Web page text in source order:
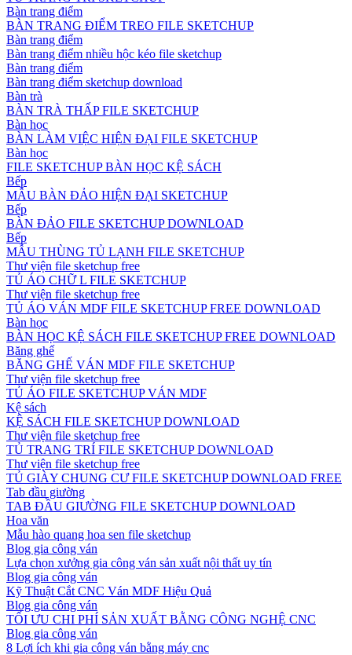
Bàn trang điểm
BÀN TRANG ĐIỂM TREO FILE SKETCHUP
Bàn trang điểm
Bàn trang điểm nhiều hộc kéo file sketchup
Bàn trang điểm
Bàn trang điểm sketchup download
Bàn trà
BÀN TRÀ THẤP FILE SKETCHUP
Bàn học
BÀN LÀM VIỆC HIỆN ĐẠI FILE SKETCHUP
Bàn học
FILE SKETCHUP BÀN HỌC KỆ SÁCH
Bếp
MẪU BÀN ĐẢO HIỆN ĐẠI SKETCHUP
Bếp
BÀN ĐẢO FILE SKETCHUP DOWNLOAD
Bếp
MẪU THÙNG TỦ LẠNH FILE SKETCHUP
Thư viện file sketchup free
TỦ ÁO CHỮ L FILE SKETCHUP
Thư viện file sketchup free
TỦ ÁO VÁN MDF FILE SKETCHUP FREE DOWNLOAD
Bàn học
BÀN HỌC KỆ SÁCH FILE SKETCHUP FREE DOWNLOAD
Băng ghế
BĂNG GHẾ VÁN MDF FILE SKETCHUP
Thư viện file sketchup free
TỦ ÁO FILE SKETCHUP VÁN MDF
Kệ sách
KỆ SÁCH FILE SKETCHUP DOWNLOAD
Thư viện file sketchup free
TỦ TRANG TRÍ FILE SKETCHUP DOWNLOAD
Thư viện file sketchup free
TỦ GIÀY CHUNG CƯ FILE SKETCHUP DOWNLOAD FREE
Tab đầu giường
TAB ĐẦU GIƯỜNG FILE SKETCHUP DOWNLOAD
Hoa văn
Mẫu hào quang hoa sen file sketchup
Blog gia công ván
Lựa chọn xưởng gia công ván sản xuất nội thất uy tín
Blog gia công ván
Kỹ Thuật Cắt CNC Ván MDF Hiệu Quả
Blog gia công ván
TỐI ƯU CHI PHÍ SẢN XUẤT BẰNG CÔNG NGHỆ CNC
Blog gia công ván
8 Lợi ích khi gia công ván bằng máy cnc